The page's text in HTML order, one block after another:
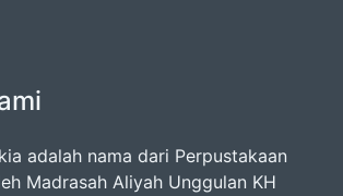
adalah nama dari Perpustakaan
Madrasah Aliyah Unggulan KH